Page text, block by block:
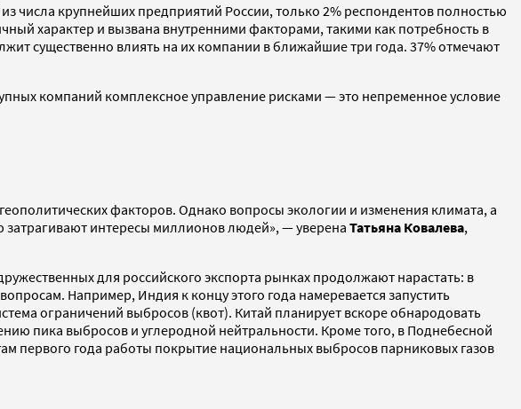
числа крупнейших предприятий России, только 2% респондентов полностью
характер и вызвана внутренними факторами, такими как потребность в
существенно влиять на их компании в ближайшие три года. 37% отмечают
компаний комплексное управление рисками — это непременное условие
факторов. Однако вопросы экологии и изменения климата, а
затрагивают интересы миллионов людей», — уверена Татьяна Ковалева,
для российского экспорта рынках продолжают нарастать: в
Например, Индия к концу этого года намеревается запустить
ограничений выбросов (квот). Китай планирует вскоре обнародовать
пика выбросов и углеродной нейтральности. Кроме того, в Поднебесной
первого года работы покрытие национальных выбросов парниковых газов